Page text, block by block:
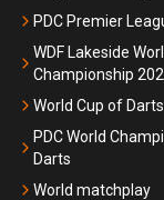
PDC Premier
WDF Lakeside
Championship
World Cup of Darts
PDC World
Darts
World matchplay